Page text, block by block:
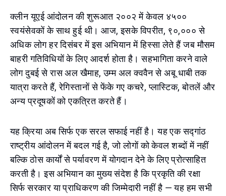
क्लीन यूएई आंदोलन की शुरूआत २००२ में केवल ४५००
स्वयंसेवकों के साथ हुई थी। आज, इसके विपरीत, ९०,००० से
अधिक लोग हर दिसंबर में इस अभियान में हिस्सा लेते हैं जब मौसम
बाहरी गतिविधियों के लिए आदर्श होता है। सहभागिता करने वाले
लोग दुबई से रास अल खैमाह, उम्म अल क्ववैन से अबू धाबी तक
यात्रा करते हैं, रेगिस्तानों से फेंके गए कचरे, प्लास्टिक, बोतलें और
अन्य प्रदूषकों को एकत्रित करते हैं।
यह क्रिया अब सिर्फ एक सरल सफाई नहीं है। यह एक सद्गांठ
राष्ट्रीय आंदोलन में बदल गई है, जो लोगों को केवल शब्दों में नहीं
बल्कि ठोस कार्यों से पर्यावरण में योगदान देने के लिए प्रोत्साहित
करती है। इस अभियान का मुख्य संदेश है कि प्रकृति की रक्षा
सिर्फ सरकार या प्राधिकरण की जिम्मेदारी नहीं है — यह हम सभी